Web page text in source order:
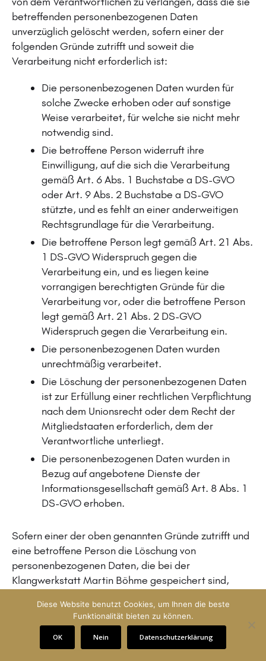
betreffenden personenbezogenen Daten
unverzüglich gelöscht werden, sofern einer der
folgenden Gründe zutrifft und soweit die
Verarbeitung nicht erforderlich ist:
Die personenbezogenen Daten wurden für
solche Zwecke erhoben oder auf sonstige
Weise verarbeitet, für welche sie nicht mehr
notwendig sind.
Die betroffene Person widerruft ihre
Einwilligung, auf die sich die Verarbeitung
gemäß Art. 6 Abs. 1 Buchstabe a DS-GVO
oder Art. 9 Abs. 2 Buchstabe a DS-GVO
stützte, und es fehlt an einer anderweitigen
Rechtsgrundlage für die Verarbeitung.
Die betroffene Person legt gemäß Art. 21 Abs.
1 DS-GVO Widerspruch gegen die
Verarbeitung ein, und es liegen keine
vorrangigen berechtigten Gründe für die
Verarbeitung vor, oder die betroffene Person
legt gemäß Art. 21 Abs. 2 DS-GVO
Widerspruch gegen die Verarbeitung ein.
Die personenbezogenen Daten wurden
unrechtmäßig verarbeitet.
Die Löschung der personenbezogenen Daten
ist zur Erfüllung einer rechtlichen Verpflichtung
nach dem Unionsrecht oder dem Recht der
Mitgliedstaaten erforderlich, dem der
Verantwortliche unterliegt.
Die personenbezogenen Daten wurden in
Bezug auf angebotene Dienste der
Informationsgesellschaft gemäß Art. 8 Abs. 1
DS-GVO erhoben.
Sofern einer der oben genannten Gründe zutrifft und
eine betroffene Person die Löschung von
personenbezogenen Daten, die bei der
Klangwerkstatt Martin Böhme gespeichert sind,
einen Mitarbeiter des für die Verarbeitung
Verantwortlichen wenden. Der Mitarbeiter der
Klangwerkstatt Martin Böhme wird veranlassen, dass
Diese Website benutzt Cookies, um Ihnen die beste
Funktionalität bieten zu können.
OK Nein Datenschutzerklärung